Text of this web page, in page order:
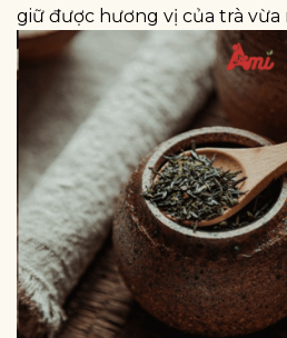
giữ được hương vị của trà vừa